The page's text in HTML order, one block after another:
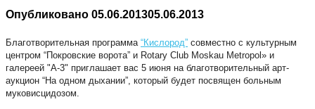
Опубликовано 05.06.201305.06.2013
Благотворительная программа “Кислород” совместно с культурным
центром “Покровские ворота” и Rotary Club Moskau Metropol» и
галереей "А-3" приглашает вас 5 июня на благотворительный арт-
аукцион “На одном дыхании”, который будет посвящен больным
муковисцидозом.